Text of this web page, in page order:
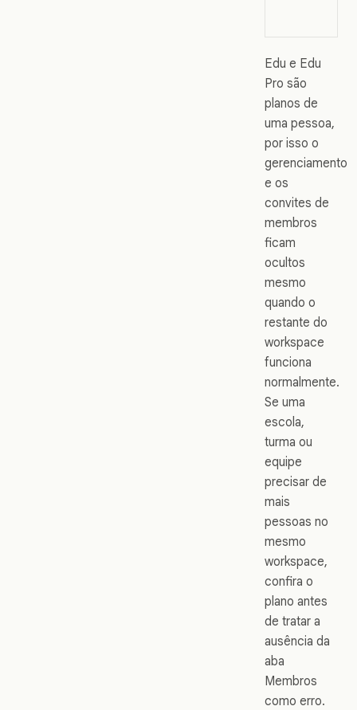
Edu e Edu
Pro são
planos de
uma pessoa,
por isso o
gerenciamento
e os
convites de
membros
ficam
ocultos
mesmo
quando o
restante do
workspace
funciona
normalmente.
Se uma
escola,
turma ou
equipe
precisar de
mais
pessoas no
mesmo
workspace,
confira o
plano antes
de tratar a
ausência da
aba
Membros
como erro.